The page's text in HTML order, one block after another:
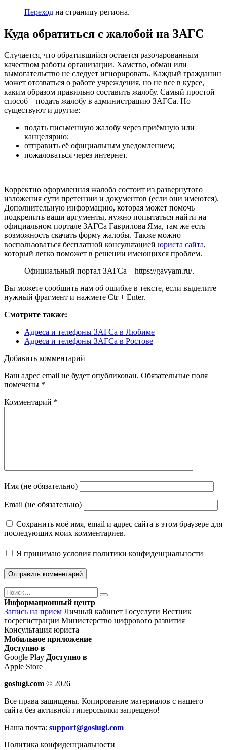
Переход на страницу региона.
Куда обратиться с жалобой на ЗАГС
Случается, что обратившийся остается разочарованным
качеством работы организации. Хамство, обман или
вымогательство не следует игнорировать. Каждый гражданин
может отозваться о работе учреждения, но не все в курсе,
каким образом правильно составить жалобу. Самый простой
способ – подать жалобу в администрацию ЗАГСа. Но
существуют и другие:
подать письменную жалобу через приёмную или
канцелярию;
отправить её официальным уведомлением;
пожаловаться через интернет.
Корректно оформленная жалоба состоит из развернутого
изложения сути претензии и документов (если они имеются).
Дополнительную информацию, которая может помочь
подкрепить ваши аргументы, нужно попытаться найти на
официальном портале ЗАГСа Гаврилова Яма, там же есть
возможность скачать форму жалобы. Также можно
воспользоваться бесплатной консультацией юриста сайта,
который легко поможет в решении имеющихся проблем.
Официальный портал ЗАГСа – https://gavyam.ru/.
Вы можете сообщить нам об ошибке в тексте, если выделите
нужный фрагмент и нажмете Ctr + Enter.
Смотрите также:
Адреса и телефоны ЗАГСа в Любиме
Адреса и телефоны ЗАГСа в Ростове
Добавить комментарий
Ваш адрес email не будет опубликован. Обязательные поля
помечены *
Комментарий *
Имя (не обязательно)
Email (не обязательно)
Сохранить моё имя, email и адрес сайта в этом браузере для
последующих моих комментариев.
Я принимаю условия политики конфиденциальности
Поиск
Найти
Информационный центр
Запись на прием Личный кабинет Госуслуги Вестник
госрегистрации Министерство цифрового развития
Консультация юриста
Мобильное приложение
Доступно в
Google Play Доступно в
Apple Store
goslugi.com © 2026
Все права защищены. Копирование материалов с нашего
сайта без активной гиперссылки запрещено!
Наша почта: support@goslugi.com
Политика конфиденциальности